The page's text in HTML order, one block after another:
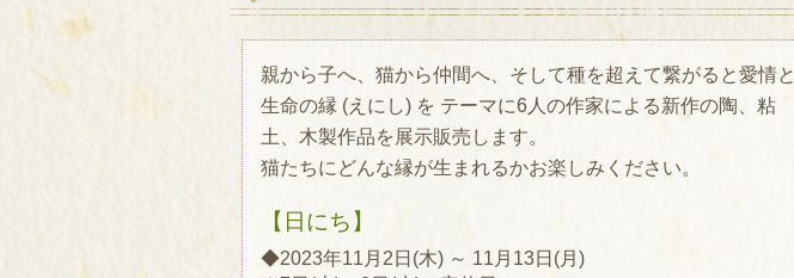
親から子へ、猫から仲間へ、そして種を超えて繋がると愛情と
生命の縁 (えにし) を テーマに6人の作家による新作の陶、粘
土、木製作品を展示販売します。
猫たちにどんな縁が生まれるかお楽しみください。
【日にち】
◆2023年11月2日(木) ～ 11月13日(月)